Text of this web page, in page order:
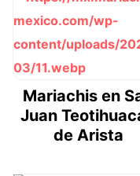
Mariachis en
Juan
de Arista